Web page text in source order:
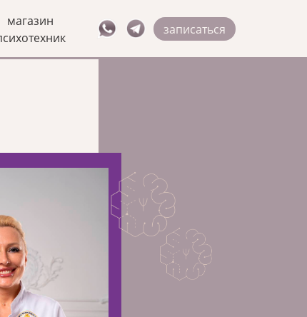
магазин
записаться